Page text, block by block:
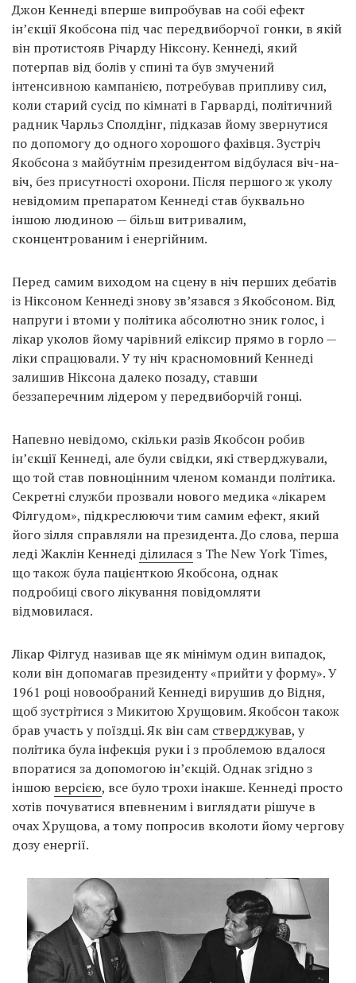
Джон Кеннеді вперше випробував на собі ефект
ін’єкції Якобсона під час передвиборчої гонки, в якій
він протистояв Річарду Ніксону. Кеннеді, який
потерпав від болів у спині та був змучений
інтенсивною кампанією, потребував припливу сил,
коли старий сусід по кімнаті в Гарварді, політичний
радник Чарльз Сполдінг, підказав йому звернутися
по допомогу до одного хорошого фахівця. Зустріч
Якобсона з майбутнім президентом відбулася віч-на-
віч, без присутності охорони. Після першого ж уколу
невідомим препаратом Кеннеді став буквально
іншою людиною — більш витривалим,
сконцентрованим і енергійним.
Перед самим виходом на сцену в ніч перших дебатів
із Ніксоном Кеннеді знову зв’язався з Якобсоном. Від
напруги і втоми у політика абсолютно зник голос, і
лікар уколов йому чарівний еліксир прямо в горло —
ліки спрацювали. У ту ніч красномовний Кеннеді
залишив Ніксона далеко позаду, ставши
беззаперечним лідером у передвиборчій гонці.
Напевно невідомо, скільки разів Якобсон робив
ін’єкції Кеннеді, але були свідки, які стверджували,
що той став повноцінним членом команди політика.
Секретні служби прозвали нового медика «лікарем
Філгудом», підкреслюючи тим самим ефект, який
його зілля справляли на президента. До слова, перша
леді Жаклін Кеннеді ділилася з The New York Times,
що також була пацієнткою Якобсона, однак
подробиці свого лікування повідомляти
відмовилася.
Лікар Філгуд називав ще як мінімум один випадок,
коли він допомагав президенту «прийти у форму». У
1961 році новообраний Кеннеді вирушив до Відня,
щоб зустрітися з Микитою Хрущовим. Якобсон також
брав участь у поїздці. Як він сам стверджував, у
політика була інфекція руки і з проблемою вдалося
впоратися за допомогою ін’єкцій. Однак згідно з
іншою версією, все було трохи інакше. Кеннеді просто
хотів почуватися впевненим і виглядати рішуче в
очах Хрущова, а тому попросив вколоти йому чергову
дозу енергії.